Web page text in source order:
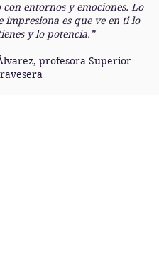
con entornos y emociones. Lo
impresiona es que ve en ti lo
y lo potencia.”
profesora Superior